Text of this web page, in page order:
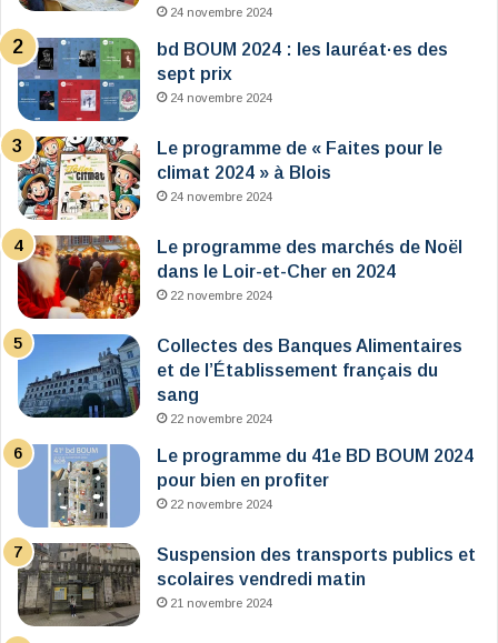
24 novembre 2024
bd BOUM 2024 : les lauréat·es des
sept prix
24 novembre 2024
Le programme de « Faites pour le
climat 2024 » à Blois
24 novembre 2024
Le programme des marchés de Noël
dans le Loir-et-Cher en 2024
22 novembre 2024
Collectes des Banques Alimentaires
et de l’Établissement français du
sang
22 novembre 2024
Le programme du 41e BD BOUM 2024
pour bien en profiter
22 novembre 2024
Suspension des transports publics et
scolaires vendredi matin
21 novembre 2024